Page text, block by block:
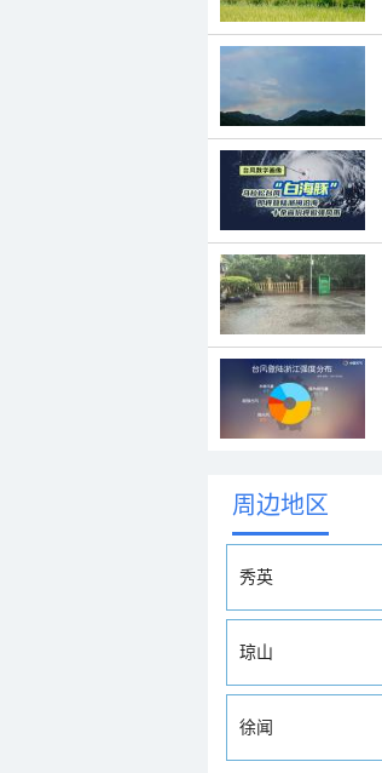
周边地区
秀英
琼山
徐闻